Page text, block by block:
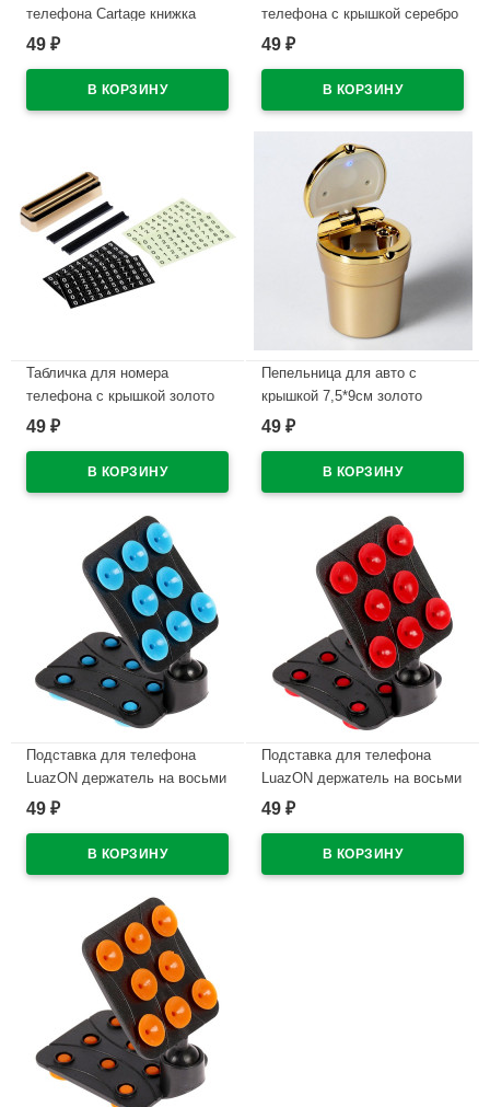
телефона Cartage книжка
черный арт.5265001
49 ₽
телефона с крышкой серебро
арт.4331015
49 ₽
Табличка для номера
телефона с крышкой золото
арт.4331013
49 ₽
Пепельница для авто с
крышкой 7,5*9см золото
арт.4276646
49 ₽
Подставка для телефона
LuazON держатель на восьми
липучках синий арт.3916119
49 ₽
Подставка для телефона
LuazON держатель на восьми
липучках красный
49 ₽